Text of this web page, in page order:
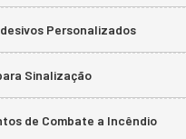
Personalizados
Sinalização
de Combate a Incêndio